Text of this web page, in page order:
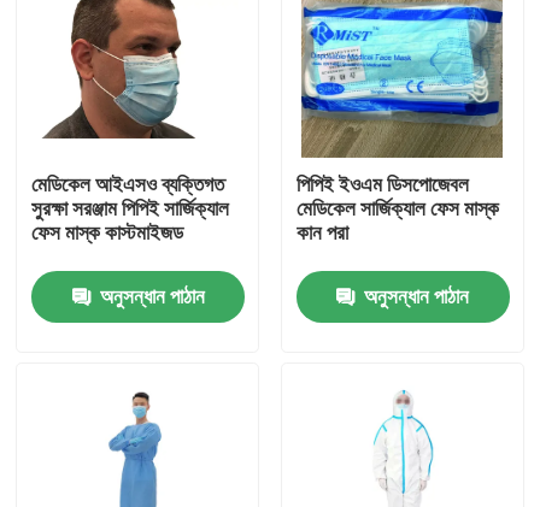
VR প্রদর্শন
মেডিকেল আইএসও ব্যক্তিগত
সুরক্ষা সরঞ্জাম পিপিই সার্জিক্যাল
ফেস মাস্ক কাস্টমাইজড
অনুসন্ধান পাঠান
পিপিই ইওএম ডিসপোজেবল
মেডিকেল সার্জিক্যাল ফেস মাস্ক
কান পরা
অনুসন্ধান পাঠান